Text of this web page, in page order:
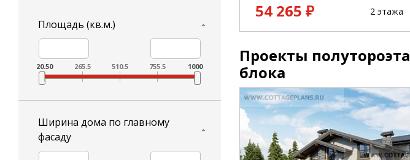
Площадь (кв.м.)
20.50 265.5 510.5 755.5 1000
Ширина дома по главному
фасаду
54 265 ₽
2 этажа
Проекты
блока